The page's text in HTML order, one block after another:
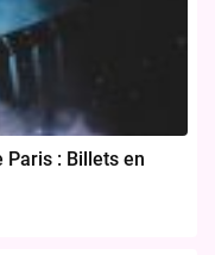
Paris : Billets en